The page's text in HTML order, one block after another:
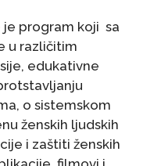
je program koji sa
u različitim
edukativne
o sistemskom
ženskih ljudskih
i zaštiti ženskih